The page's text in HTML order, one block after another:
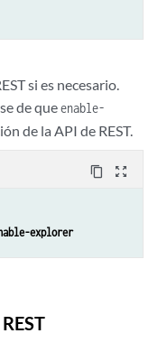
si es necesario.
de queenable-
de la API de REST.
content_copy zoom_out_map
explorer